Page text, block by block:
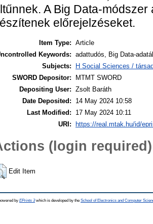
A Big Data-
előrejelzéseket.
Item Type: Article
Keywords: adattudós, Big Data-
Subjects:
H Social Sciences /
SWORD Depositor:
MTMT SWORD
Depositing User: Zsolt Baráth
Date Deposited:
14 May 2024 10:58
Last Modified:
17 May 2024 10:11
URI:
https://real.mtak.hu/id/
(login required)
Edit Item
by EPrints 3which is developed by the School of Electronics and Computer